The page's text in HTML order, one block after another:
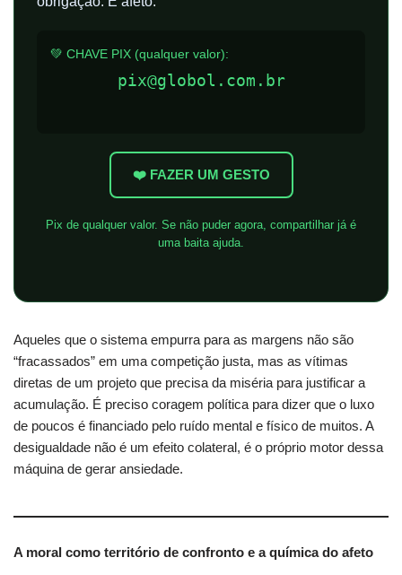
💚 CHAVE PIX (qualquer valor):
pix@globol.com.br
❤️ FAZER UM GESTO
Pix de qualquer valor. Se não puder agora, compartilhar já é
uma baita ajuda.
Aqueles que o sistema empurra para as margens não são
“fracassados” em uma competição justa, mas as vítimas
diretas de um projeto que precisa da miséria para justificar a
acumulação. É preciso coragem política para dizer que o luxo
de poucos é financiado pelo ruído mental e físico de muitos. A
desigualdade não é um efeito colateral, é o próprio motor dessa
máquina de gerar ansiedade.
A moral como território de confronto e a química do afeto